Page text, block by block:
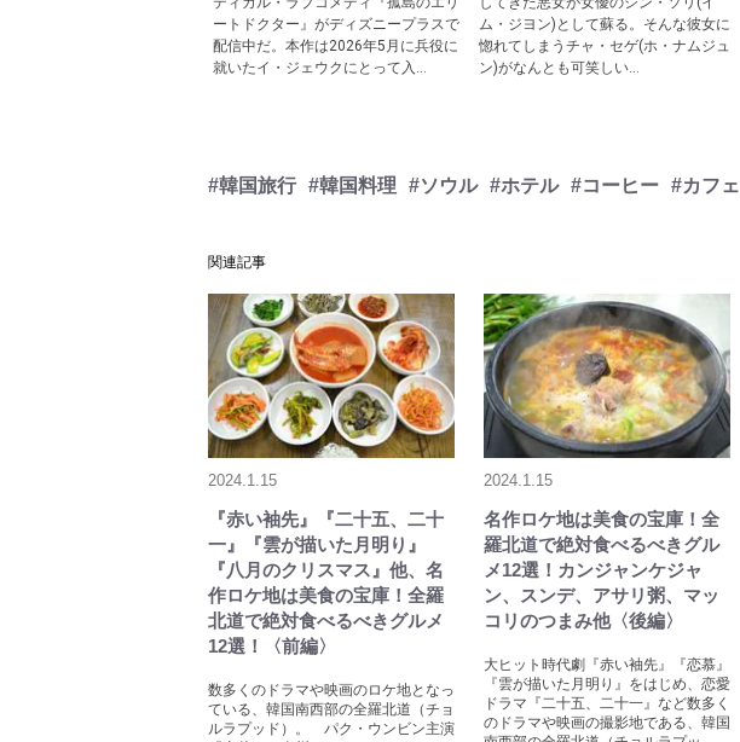
ートドクター』がディズニープラスで
配信中だ。本作は2026年5月に兵役に
就いたイ・ジェウクにとって入...
ム・ジヨン)として蘇る。そんな彼女に
惚れてしまうチャ・セゲ(ホ・ナムジュ
ン)がなんとも可笑しい...
#韓国旅行 #韓国料理 #ソウル #ホテル #コーヒー #カフェ
関連記事
2024.1.15
『赤い袖先』『二十五、二十
一』『雲が描いた月明り』
『八月のクリスマス』他、名
作ロケ地は美食の宝庫！全羅
北道で絶対食べるべきグルメ
12選！〈前編〉
数多くのドラマや映画のロケ地となっ
ている、韓国南西部の全羅北道（チョ
ルラプッド）。 パク・ウンビン主演
2024.1.15
名作ロケ地は美食の宝庫！全
羅北道で絶対食べるべきグル
メ12選！カンジャンケジャ
ン、スンデ、アサリ粥、マッ
コリのつまみ他〈後編〉
大ヒット時代劇『赤い袖先』『恋慕』
『雲が描いた月明り』をはじめ、恋愛
ドラマ『二十五、二十一』など数多く
のドラマや映画の撮影地である、韓国